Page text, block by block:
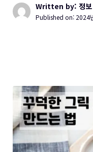
Written by: 정보
Published on: 2024